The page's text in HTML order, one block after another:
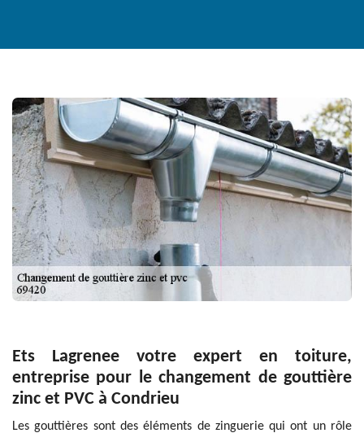
Ets Lagrenee votre expert en toiture,
entreprise pour le changement de gouttière
zinc et PVC à Condrieu
Les gouttières sont des éléments de zinguerie qui ont un rôle